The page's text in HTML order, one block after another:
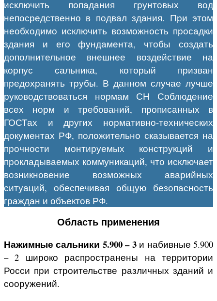
исключить попадания грунтовых вод
непосредственно в подвал здания. При этом
необходимо исключить возможность просадки
здания и его фундамента, чтобы создать
дополнительное внешнее воздействие на
корпус сальника, который призван
предохранять трубы. В данном случае лучше
руководствоваться нормам СН Соблюдение
всех норм и требований, прописанных в
ГОСТах и других нормативно-технических
документах РФ, положительно сказывается на
прочности монтируемых конструкций и
прокладываемых коммуникаций, что исключает
возникновение возможных аварийных
ситуаций, обеспечивая общую безопасность
граждан и объектов РФ.
Область применения
Нажимные сальники 5.900 – 3и набивные 5.900
– 2 широко распространены на территории
Росси при строительстве различных зданий и
сооружений.